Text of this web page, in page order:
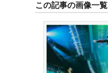
この記事の画像一覧